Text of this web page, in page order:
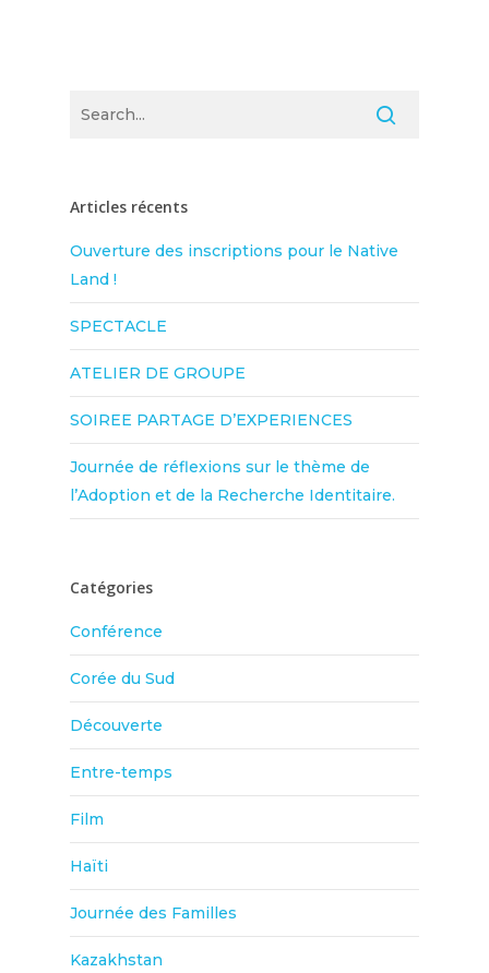
Articles récents
Ouverture des inscriptions pour le Native
Land !
SPECTACLE
ATELIER DE GROUPE
SOIREE PARTAGE D’EXPERIENCES
Journée de réflexions sur le thème de
l’Adoption et de la Recherche Identitaire.
Catégories
Conférence
Corée du Sud
Découverte
Entre-temps
Film
Haïti
Journée des Familles
Kazakhstan